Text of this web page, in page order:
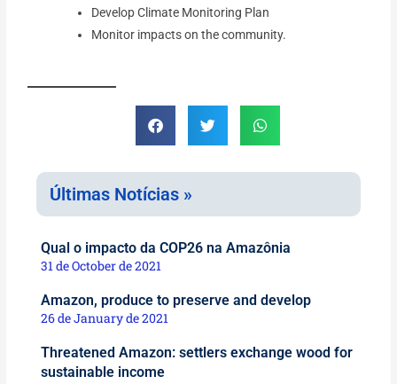
Develop Climate Monitoring Plan
Monitor impacts on the community.
Últimas Notícias »
Qual o impacto da COP26 na Amazônia
31 de October de 2021
Amazon, produce to preserve and develop
26 de January de 2021
Threatened Amazon: settlers exchange wood for
sustainable income